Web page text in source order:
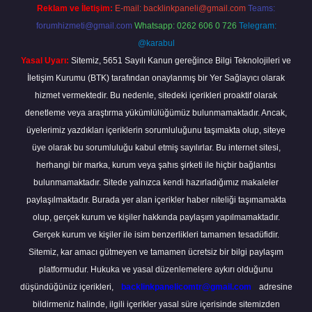
Reklam ve İletişim: E-mail: backlinkpaneli@gmail.com Teams:
forumhizmeti@gmail.com Whatsapp: 0262 606 0 726 Telegram:
@karabul
Yasal Uyarı: Sitemiz, 5651 Sayılı Kanun gereğince Bilgi Teknolojileri ve
İletişim Kurumu (BTK) tarafından onaylanmış bir Yer Sağlayıcı olarak
hizmet vermektedir. Bu nedenle, sitedeki içerikleri proaktif olarak
denetleme veya araştırma yükümlülüğümüz bulunmamaktadır. Ancak,
üyelerimiz yazdıkları içeriklerin sorumluluğunu taşımakta olup, siteye
üye olarak bu sorumluluğu kabul etmiş sayılırlar. Bu internet sitesi,
herhangi bir marka, kurum veya şahıs şirketi ile hiçbir bağlantısı
bulunmamaktadır. Sitede yalnızca kendi hazırladığımız makaleler
paylaşılmaktadır. Burada yer alan içerikler haber niteliği taşımamakta
olup, gerçek kurum ve kişiler hakkında paylaşım yapılmamaktadır.
Gerçek kurum ve kişiler ile isim benzerlikleri tamamen tesadüfidir.
Sitemiz, kar amacı gütmeyen ve tamamen ücretsiz bir bilgi paylaşım
platformudur. Hukuka ve yasal düzenlemelere aykırı olduğunu
düşündüğünüz içerikleri,
backlinkpanelicomtr@gmail.com
adresine
bildirmeniz halinde, ilgili içerikler yasal süre içerisinde sitemizden